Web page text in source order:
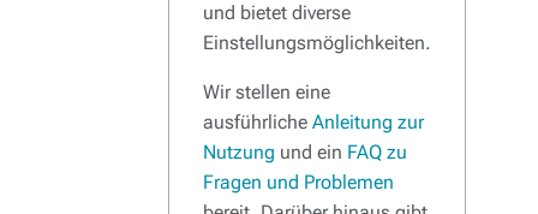
und bietet diverse
Einstellungsmöglichkeiten.
Wir stellen eine
ausführliche Anleitung zur
Nutzung und ein FAQ zu
Fragen und Problemen